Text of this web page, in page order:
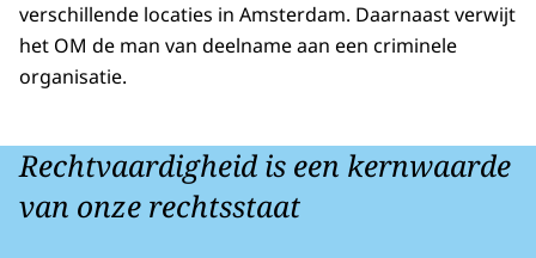
verschillende locaties in Amsterdam. Daarnaast verwijt
het OM de man van deelname aan een criminele
organisatie.
Rechtvaardigheid is een kernwaarde
van onze rechtsstaat